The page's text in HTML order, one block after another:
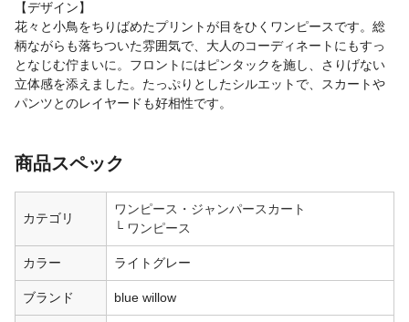
【デザイン】
花々と小鳥をちりばめたプリントが目をひくワンピースです。総
柄ながらも落ちついた雰囲気で、大人のコーディネートにもすっ
となじむ佇まいに。フロントにはピンタックを施し、さりげない
立体感を添えました。たっぷりとしたシルエットで、スカートや
パンツとのレイヤードも好相性です。
商品スペック
カテゴリ
ワンピース・ジャンパースカート
ワンピース
カラー ライトグレー
ブランド blue willow